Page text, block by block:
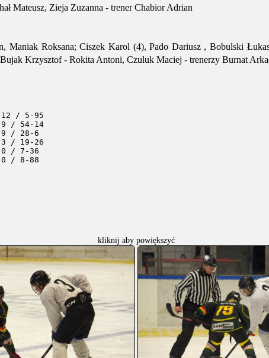
Mateusz, Zieja Zuzanna - trener Chabior Adrian
Maniak Roksana; Ciszek Karol (4), Pado Dariusz , Bobulski
Krzysztof - Rokita Antoni, Czuluk Maciej - trenerzy Burnat
/ 5-95
/ 54-14
9 / 28-6
/ 19-26
0 / 7-36
kliknij aby powiększyć